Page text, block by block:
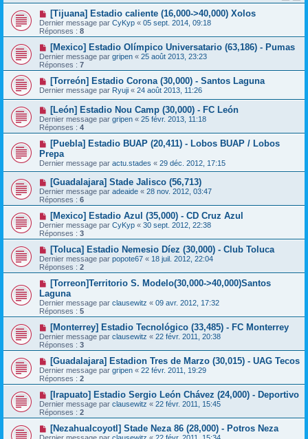
[Tijuana] Estadio caliente (16,000->40,000) Xolos
Dernier message par CyKyp « 05 sept. 2014, 09:18
Réponses : 8
[Mexico] Estadio Olímpico Universatario (63,186) - Pumas
Dernier message par gripen « 25 août 2013, 23:23
Réponses : 7
[Torreón] Estadio Corona (30,000) - Santos Laguna
Dernier message par Ryuji « 24 août 2013, 11:26
[León] Estadio Nou Camp (30,000) - FC León
Dernier message par gripen « 25 févr. 2013, 11:18
Réponses : 4
[Puebla] Estadio BUAP (20,411) - Lobos BUAP / Lobos
Prepa
Dernier message par actu.stades « 29 déc. 2012, 17:15
[Guadalajara] Stade Jalisco (56,713)
Dernier message par adeaide « 28 nov. 2012, 03:47
Réponses : 6
[Mexico] Estadio Azul (35,000) - CD Cruz Azul
Dernier message par CyKyp « 30 sept. 2012, 22:38
Réponses : 3
[Toluca] Estadio Nemesio Díez (30,000) - Club Toluca
Dernier message par popote67 « 18 juil. 2012, 22:04
Réponses : 2
[Torreon]Territorio S. Modelo(30,000->40,000)Santos
Laguna
Dernier message par clausewitz « 09 avr. 2012, 17:32
Réponses : 5
[Monterrey] Estadio Tecnológico (33,485) - FC Monterrey
Dernier message par clausewitz « 22 févr. 2011, 20:38
Réponses : 3
[Guadalajara] Estadion Tres de Marzo (30,015) - UAG Tecos
Dernier message par gripen « 22 févr. 2011, 19:29
Réponses : 2
[Irapuato] Estadio Sergio León Chávez (24,000) - Deportivo
Dernier message par clausewitz « 22 févr. 2011, 15:45
Réponses : 2
[Nezahualcoyotl] Stade Neza 86 (28,000) - Potros Neza
Dernier message par clausewitz « 22 févr. 2011, 15:34